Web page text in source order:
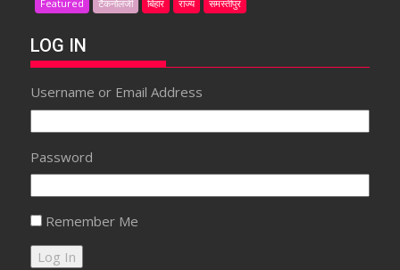
Featured टैकनोलजी बिहार राज्य समस्तीपुर
LOG IN
Username or Email Address
Password
Remember Me